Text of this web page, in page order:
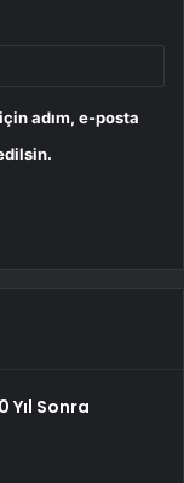
adım, e-posta
Yıl Sonra